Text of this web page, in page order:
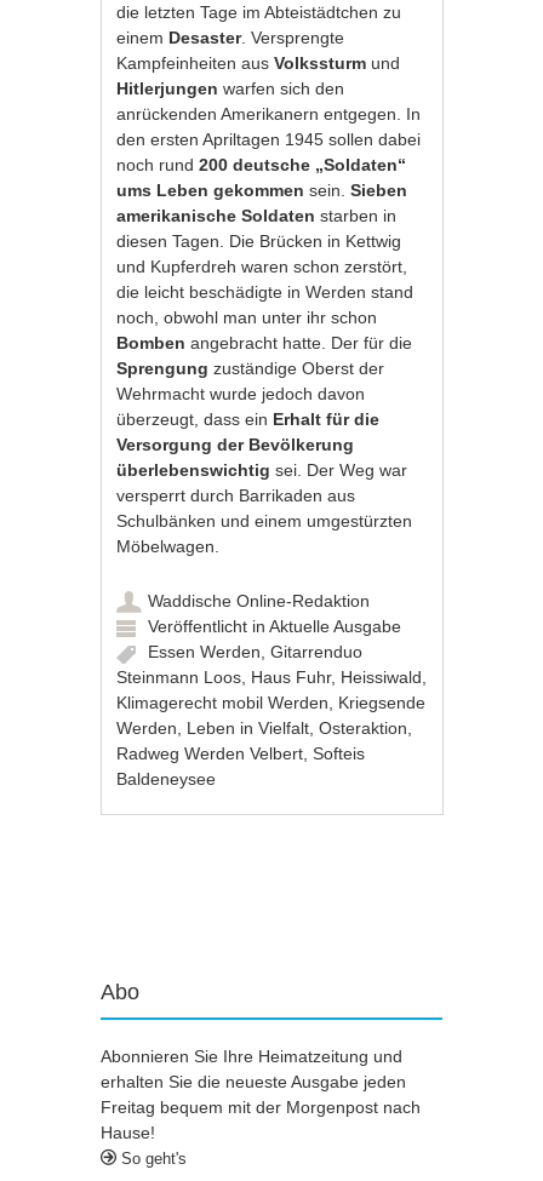
die letzten Tage im Abteistädtchen zu
einem Desaster. Versprengte
Kampfeinheiten ausVolkssturm und
Hitlerjungenwarfen sich den
anrückenden Amerikanern entgegen. In
den ersten Apriltagen 1945 sollen dabei
noch rund200 deutsche „Soldaten“
ums Leben gekommensein.Sieben
amerikanische Soldaten starben in
diesen Tagen. Die Brücken in Kettwig
und Kupferdreh waren schon zerstört,
die leicht beschädigte in Werden stand
noch, obwohl man unter ihr schon
Bombenangebracht hatte. Der für die
Sprengungzuständige Oberst der
Wehrmacht wurde jedoch davon
überzeugt, dass ein Erhalt für die
Versorgung der Bevölkerung
überlebenswichtigsei. Der Weg war
versperrt durch Barrikaden aus
Schulbänken und einem umgestürzten
Möbelwagen.
Waddische Online-Redaktion
Veröffentlicht inAktuelle Ausgabe
Essen Werden ,Gitarrenduo
Steinmann Loos Haus Fuhr, Heissiwald
Klimagerecht mobil Werden
Kriegsende
Werden
Leben in Vielfalt ,Osteraktion
Radweg Werden Velbert ,Softeis
Baldeneysee
Abo
Abonnieren Sie Ihre Heimatzeitung und
erhalten Sie die neueste Ausgabe jeden
Freitag bequem mit der Morgenpost nach
Hause!
So geht's